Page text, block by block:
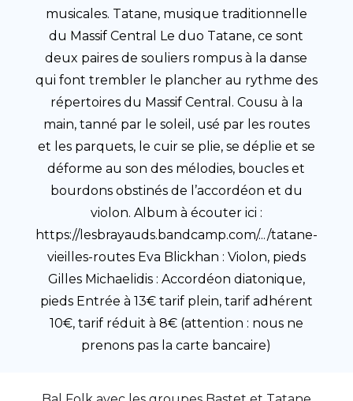
musicales. Tatane, musique traditionnelle
du Massif Central Le duo Tatane, ce sont
deux paires de souliers rompus à la danse
qui font trembler le plancher au rythme des
répertoires du Massif Central. Cousu à la
main, tanné par le soleil, usé par les routes
et les parquets, le cuir se plie, se déplie et se
déforme au son des mélodies, boucles et
bourdons obstinés de l’accordéon et du
violon. Album à écouter ici :
https://lesbrayauds.bandcamp.com/.../tatane-
vieilles-routes Eva Blickhan : Violon, pieds
Gilles Michaelidis : Accordéon diatonique,
pieds Entrée à 13€ tarif plein, tarif adhérent
10€, tarif réduit à 8€ (attention : nous ne
prenons pas la carte bancaire)